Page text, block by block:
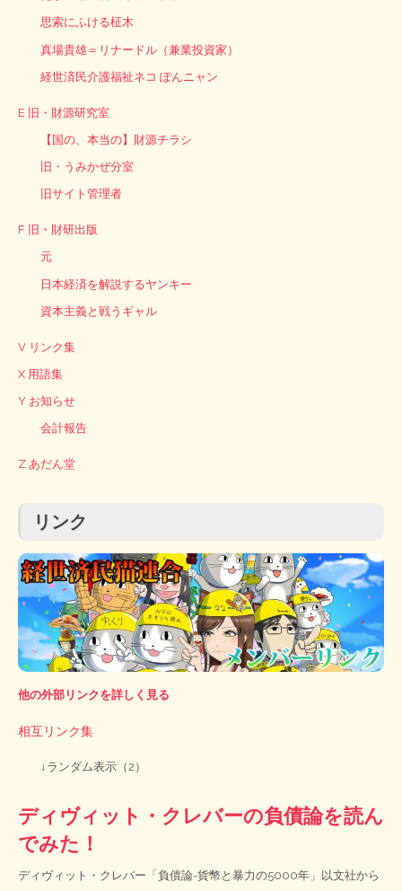
思索にふける柾木
真場貴雄＝リナードル（兼業投資家）
経世済民介護福祉ネコ ぽんニャン
E 旧・財源研究室
【国の、本当の】財源チラシ
旧・うみかぜ分室
旧サイト管理者
F 旧・財研出版
元
日本経済を解説するヤンキー
資本主義と戦うギャル
V リンク集
X 用語集
Y お知らせ
会計報告
Z あだん堂
リンク
他の外部リンクを詳しく見る
相互リンク集
↓ランダム表示（2）
ディヴィット・クレバーの負債論を読ん
でみた！
ディヴィット・クレバー「負債論-貨幣と暴力の5000年」以文社から